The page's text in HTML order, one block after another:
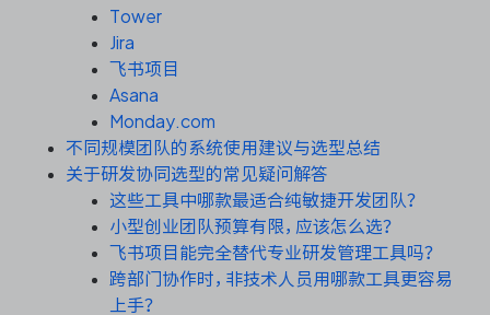
资源和工时管理
服务台和工单管理
IPD 研发管理
ASPICE 研发管理
Tower
Jira
飞书项目
Asana
Monday.com
不同规模团队的系统使用建议与选型总结
关于研发协同选型的常见疑问解答
这些工具中哪款最适合纯敏捷开发团队？
小型创业团队预算有限，应该怎么选？
飞书项目能完全替代专业研发管理工具吗？
跨部门协作时，非技术人员用哪款工具更容易
上手？